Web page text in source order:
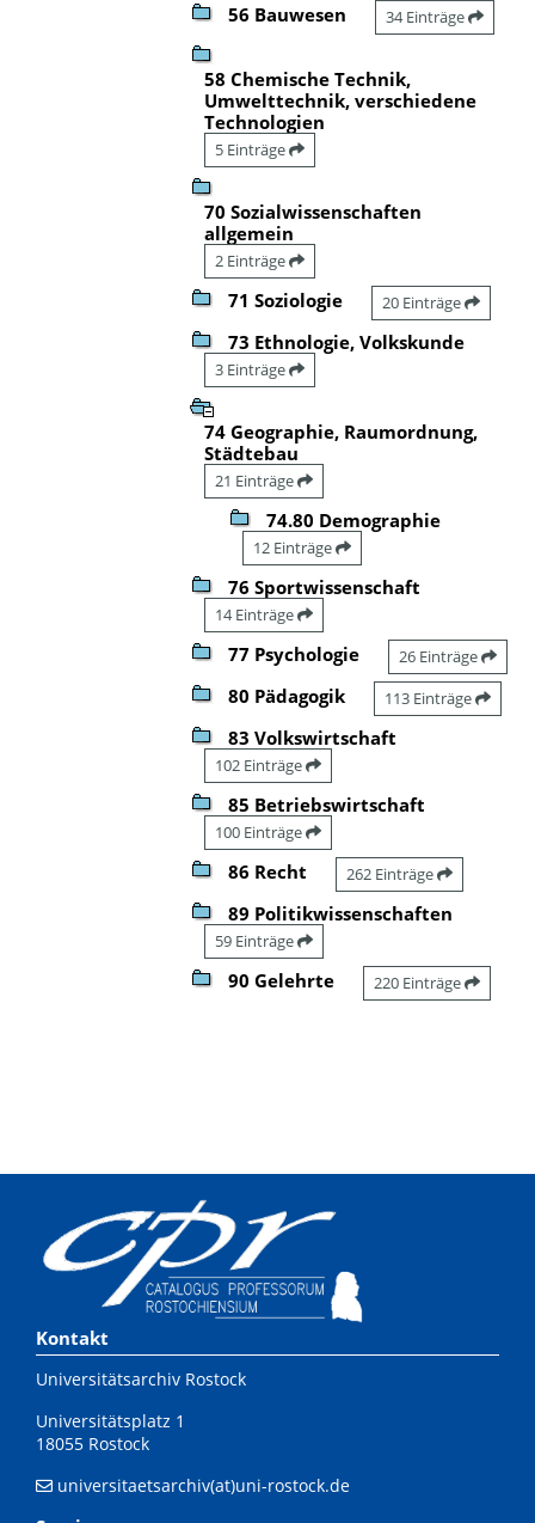
56 Bauwesen 34 Einträge
58 Chemische Technik,
Umwelttechnik, verschiedene
Technologien
5 Einträge
70 Sozialwissenschaften
allgemein
2 Einträge
71 Soziologie 20 Einträge
73 Ethnologie, Volkskunde
3 Einträge
74 Geographie, Raumordnung,
Städtebau
21 Einträge
74.80 Demographie
12 Einträge
76 Sportwissenschaft
14 Einträge
77 Psychologie 26 Einträge
80 Pädagogik 113 Einträge
83 Volkswirtschaft
102 Einträge
85 Betriebswirtschaft
100 Einträge
86 Recht 262 Einträge
89 Politikwissenschaften
59 Einträge
90 Gelehrte 220 Einträge
Kontakt
Universitätsarchiv Rostock
Universitätsplatz 1
18055 Rostock
universitaetsarchiv(at)uni-rostock.de